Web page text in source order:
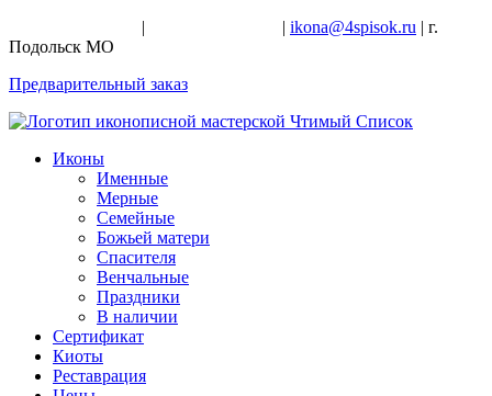
| | ikona@4spisok.ru | г.
Подольск МО
Предварительный заказ
Иконы
Именные
Мерные
Семейные
Божьей матери
Спасителя
Венчальные
Праздники
В наличии
Сертификат
Киоты
Реставрация